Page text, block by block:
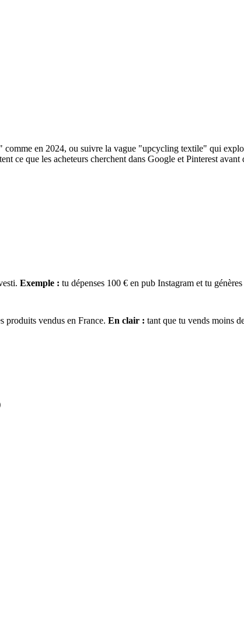
en 2024, ou suivre la vague "upcycling textile" qui
ce que les acheteurs cherchent dans Google et Pinterest
Exemple : tu dépenses 100 € en pub Instagram et tu
produits vendus en France. En clair : tant que tu vends moins